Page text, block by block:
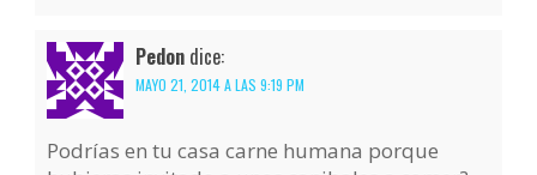
Pedon dice:
MAYO 21, 2014 A LAS 9:19 PM
Podrías en tu casa carne humana porque